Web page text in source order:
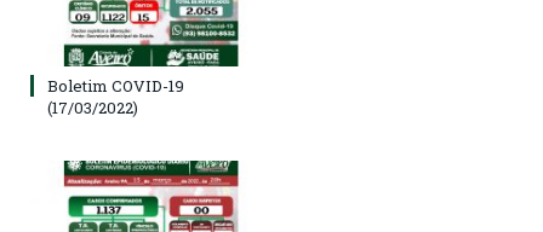
Boletim COVID-19
(17/03/2022)